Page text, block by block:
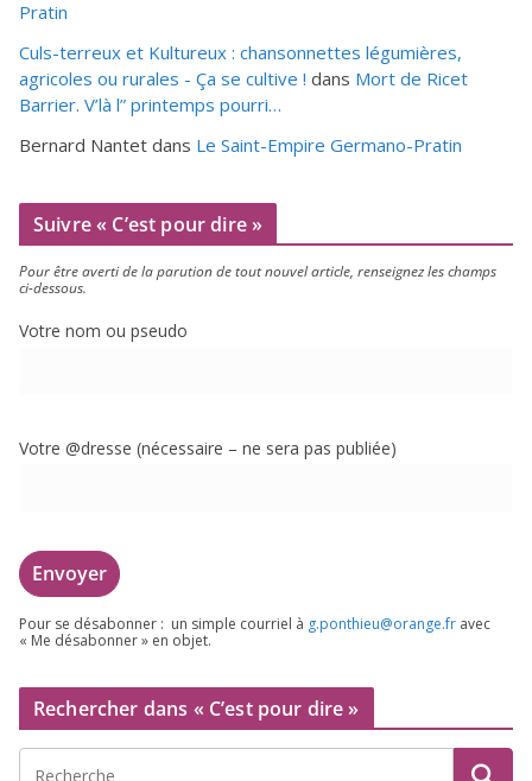
Pratin
Culs-terreux et Kultureux : chansonnettes légumières,
agricoles ou rurales - Ça se cultive ! dans Mort de Ricet
Barrier. V’là l” printemps pourri…
Bernard Nantet dans Le Saint-Empire Germano-Pratin
Suivre « C’est pour dire »
Pour être aver­ti de la paru­tion de tout nou­vel article, ren­sei­gnez les champs
ci-dessous.
Votre nom ou pseudo
Votre @dresse (néces­saire – ne sera pas publiée)
Pour se désa­bon­ner : un simple cour­riel à g.​ponthieu@​orange.​fr avec
« Me désa­bon­ner » en objet.
Rechercher dans « C’est pour dire »